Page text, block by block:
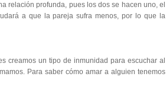
relación profunda, pues los dos se hacen uno, el
a que la pareja sufra menos, por lo que la
creamos un tipo de inmunidad para escuchar al
Para saber cómo amar a alguien tenemos